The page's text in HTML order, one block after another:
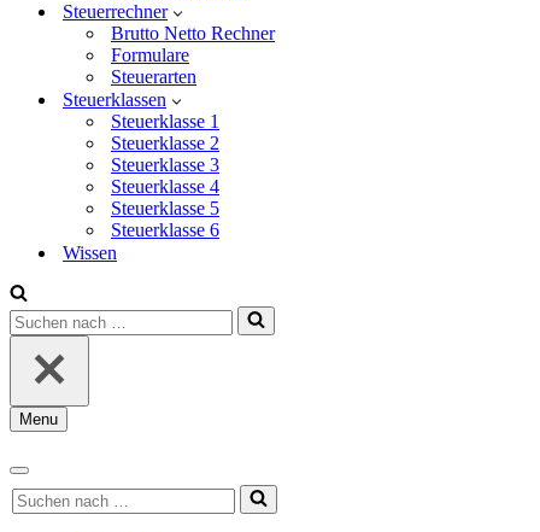
Steuerrechner
Brutto Netto Rechner
Formulare
Steuerarten
Steuerklassen
Steuerklasse 1
Steuerklasse 2
Steuerklasse 3
Steuerklasse 4
Steuerklasse 5
Steuerklasse 6
Wissen
Suchen
nach …
Menu
Navigationsmenü
Navigationsmenü
Suchen
nach …